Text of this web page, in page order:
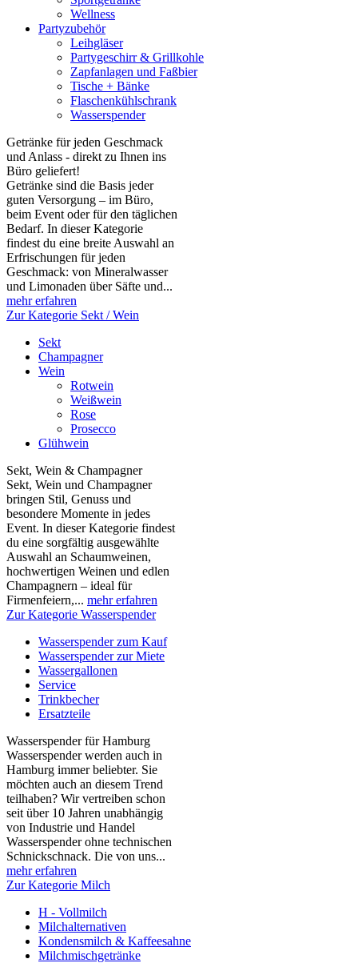
Wellness
Partyzubehör
Leihgläser
Partygeschirr & Grillkohle
Zapfanlagen und Faßbier
Tische + Bänke
Flaschenkühlschrank
Wasserspender
Getränke für jeden Geschmack
und Anlass - direkt zu Ihnen ins
Büro geliefert!
Getränke sind die Basis jeder
guten Versorgung – im Büro,
beim Event oder für den täglichen
Bedarf. In dieser Kategorie
findest du eine breite Auswahl an
Erfrischungen für jeden
Geschmack: von Mineralwasser
und Limonaden über Säfte und...
mehr erfahren
Zur Kategorie Sekt / Wein
Sekt
Champagner
Wein
Rotwein
Weißwein
Rose
Prosecco
Glühwein
Sekt, Wein & Champagner
Sekt, Wein und Champagner
bringen Stil, Genuss und
besondere Momente in jedes
Event. In dieser Kategorie findest
du eine sorgfältig ausgewählte
Auswahl an Schaumweinen,
hochwertigen Weinen und edlen
Champagnern – ideal für
Firmenfeiern,... mehr erfahren
Zur Kategorie Wasserspender
Wasserspender zum Kauf
Wasserspender zur Miete
Wassergallonen
Service
Trinkbecher
Ersatzteile
Wasserspender für Hamburg
Wasserspender werden auch in
Hamburg immer beliebter. Sie
möchten auch an diesem Trend
teilhaben? Wir vertreiben schon
seit über 10 Jahren unabhängig
von Industrie und Handel
Wasserspender ohne technischen
Schnickschnack. Die von uns...
mehr erfahren
Zur Kategorie Milch
H - Vollmilch
Milchalternativen
Kondensmilch & Kaffeesahne
Milchmischgetränke